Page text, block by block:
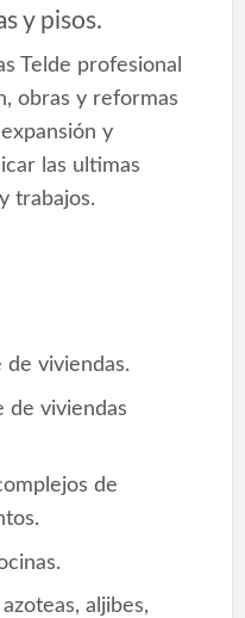
y pisos.
Telde profesional
obras y reformas
y
las ultimas
trabajos.
de viviendas.
de viviendas
de
aljibes,